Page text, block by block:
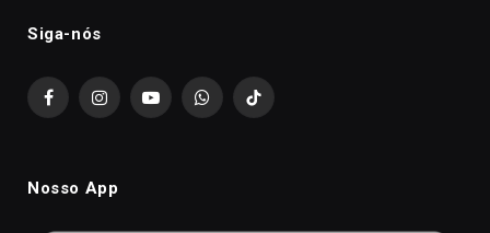
Siga-nós
FacebookInstagramYouTubeWhatsAppTikTok
Nosso App